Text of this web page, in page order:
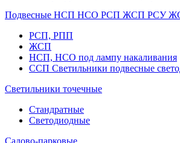
Подвесные НСП НСО РСП ЖСП РСУ
РСП, РПП
ЖСП
НСП, НСО под лампу накаливания
ССП Светильники подвесные
Светильники точечные
Стандратные
Светодиодные
Садово-парковые